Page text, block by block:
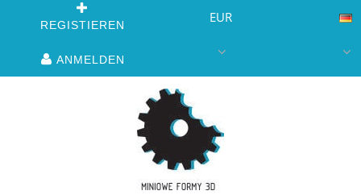
REGISTIEREN
ANMELDEN
EUR